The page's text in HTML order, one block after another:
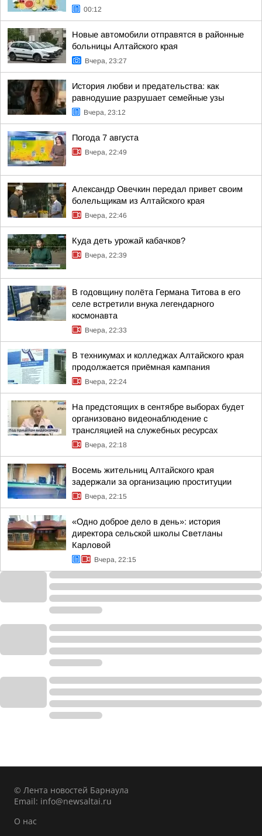
00:12
Новые автомобили отправятся в районные
больницы Алтайского края
Вчера, 23:27
История любви и предательства: как
равнодушие разрушает семейные узы
Вчера, 23:12
Погода 7 августа
Вчера, 22:49
Александр Овечкин передал привет своим
болельщикам из Алтайского края
Вчера, 22:46
Куда деть урожай кабачков?
Вчера, 22:39
В годовщину полёта Германа Титова в его
селе встретили внука легендарного
космонавта
Вчера, 22:33
В техникумах и колледжах Алтайского края
продолжается приёмная кампания
Вчера, 22:24
На предстоящих в сентябре выборах будет
организовано видеонаблюдение с
трансляцией на служебных ресурсах
Вчера, 22:18
Восемь жительниц Алтайского края
задержали за организацию проституции
Вчера, 22:15
«Одно доброе дело в день»: история
директора сельской школы Светланы
Карловой
Вчера, 22:15
© Лента новостей Барнаула
Email: info@newsaltai.ru
О нас